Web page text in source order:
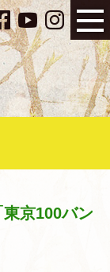
京100バン